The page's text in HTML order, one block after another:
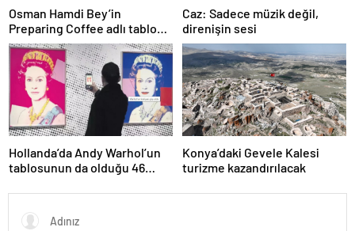
Osman Hamdi Bey’in
Preparing Coffee adlı tablosu
75 milyon liraya satışa
sunuldu
Caz: Sadece müzik değil,
direnişin sesi
Hollanda’da Andy Warhol’un
tablosunun da olduğu 46
Konya’daki Gevele Kalesi
turizme kazandırılacak